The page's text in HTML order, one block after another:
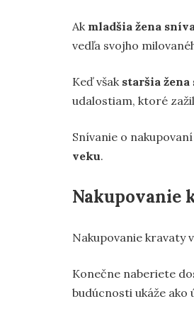
Ak mladšia žena
vedľa svojho
Keď však staršia
udalostiam, ktoré
Snívanie o
veku.
Nakupovanie
Nakupovanie kravaty
Konečne naberiete
budúcnosti ukáže ako